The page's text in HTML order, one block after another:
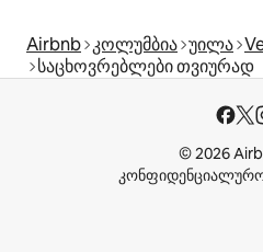
Airbnb კოლუმბია უილა
საცხოვრებლები თვიურად
© 2026